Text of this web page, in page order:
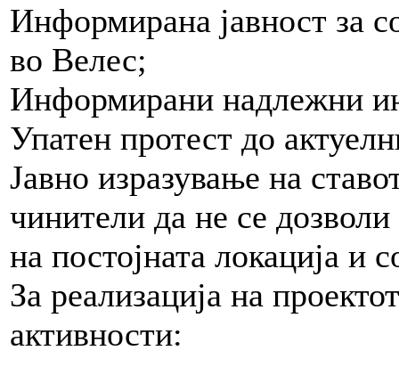
Информирана јавност за
во Велес;
Информирани надлежни
Упатен протест до
Јавно изразување на
чинители да не се
на постојната локација и
За реализација на
активности: